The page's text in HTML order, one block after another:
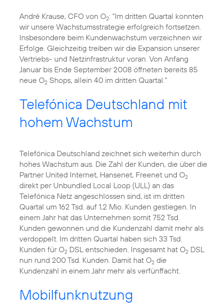
André Krause, CFO von O2: "Im dritten Quartal konnten
wir unsere Wachstumsstrategie erfolgreich fortsetzen.
Insbesondere beim Kundenwachstum verzeichnen wir
Erfolge. Gleichzeitig treiben wir die Expansion unserer
Vertriebs- und Netzinfrastruktur voran. Von Anfang
Januar bis Ende September 2008 öffneten bereits 85
neue O2 Shops, allein 40 im dritten Quartal."
Telefónica Deutschland mit
hohem Wachstum
Telefónica Deutschland zeichnet sich weiterhin durch
hohes Wachstum aus. Die Zahl der Kunden, die über die
Partner United Internet, Hansenet, Freenet und O2
direkt per Unbundled Local Loop (ULL) an das
Telefónica Netz angeschlossen sind, ist im dritten
Quartal um 162 Tsd. auf 1,2 Mio. Kunden gestiegen. In
einem Jahr hat das Unternehmen somit 752 Tsd.
Kunden gewonnen und die Kundenzahl damit mehr als
verdoppelt. Im dritten Quartal haben sich 33 Tsd.
Kunden für O2 DSL entschieden. Insgesamt hat O2 DSL
nun rund 200 Tsd. Kunden. Damit hat O2 die
Kundenzahl in einem Jahr mehr als verfünffacht.
Mobilfunknutzung